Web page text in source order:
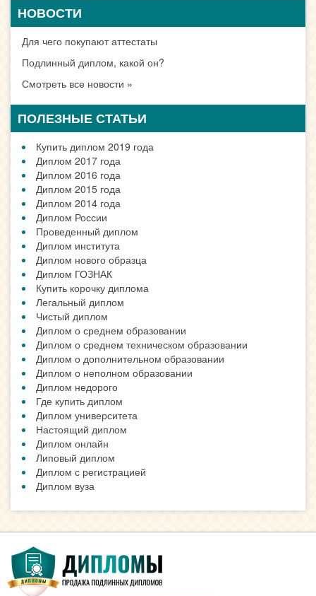
НОВОСТИ
Для чего покупают аттестаты
Подлинный диплом, какой он?
Смотреть все новости »
ПОЛЕЗНЫЕ СТАТЬИ
Купить диплом 2019 года
Диплом 2017 года
Диплом 2016 года
Диплом 2015 года
Диплом 2014 года
Диплом России
Проведенный диплом
Диплом института
Диплом нового образца
Диплом ГОЗНАК
Купить корочку диплома
Легальный диплом
Чистый диплом
Диплом о среднем образовании
Диплом о среднем техническом образовании
Диплом о дополнительном образовании
Диплом о неполном образовании
Диплом недорого
Где купить диплом
Диплом университета
Настоящий диплом
Диплом онлайн
Липовый диплом
Диплом с регистрацией
Диплом вуза